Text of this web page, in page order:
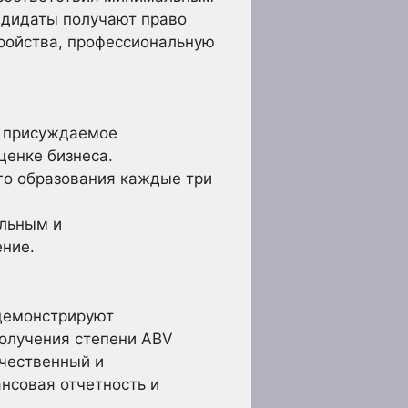
получают право
профессиональную
присуждаемое
бизнеса.
образования каждые три
и
степени ABV
и
отчетность и